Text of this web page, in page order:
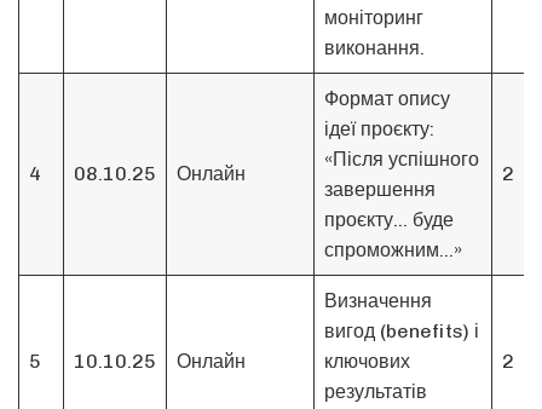
моніторинг
виконання.
4 08.10.25 Онлайн
Формат опису
ідеї проєкту:
«Після успішного
завершення
проєкту… буде
спроможним…»
2
5 10.10.25 Онлайн
Визначення
вигод (benefits) і
ключових
результатів
2